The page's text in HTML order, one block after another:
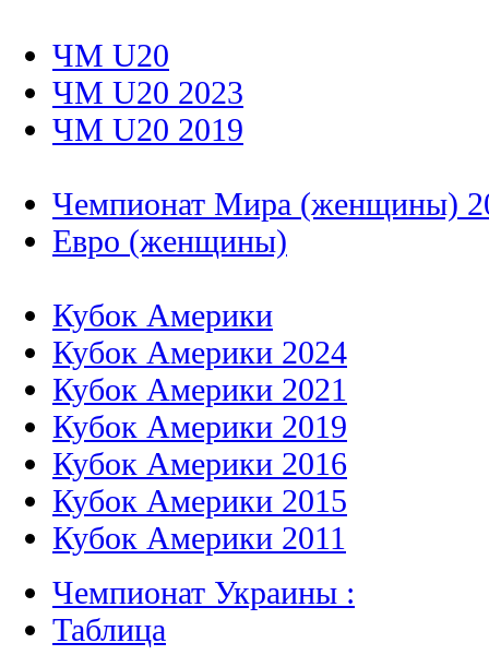
ЧМ U20
ЧМ U20 2023
ЧМ U20 2019
Чемпионат Мира (женщины)
Евро (женщины)
Кубок Америки
Кубок Америки 2024
Кубок Америки 2021
Кубок Америки 2019
Кубок Америки 2016
Кубок Америки 2015
Кубок Америки 2011
Чемпионат Украины :
Таблица